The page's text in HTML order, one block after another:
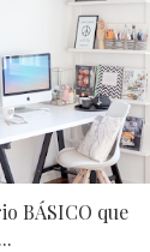
BÁSICO que